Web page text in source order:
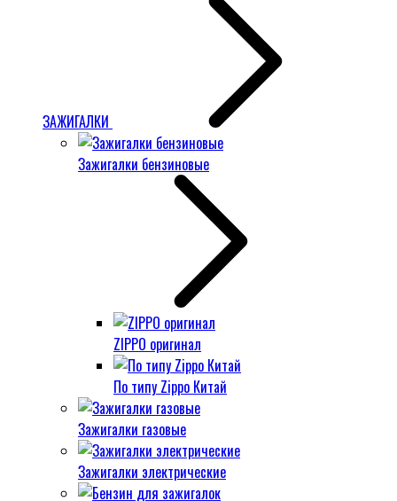
ЗАЖИГАЛКИ
Зажигалки бензиновые
ZIPPO оригинал
По типу Zippo Китай
Зажигалки газовые
Зажигалки электрические